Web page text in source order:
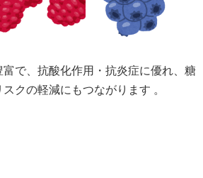
で、抗酸化作用・抗炎症に優れ、糖
クの軽減にもつながります 。